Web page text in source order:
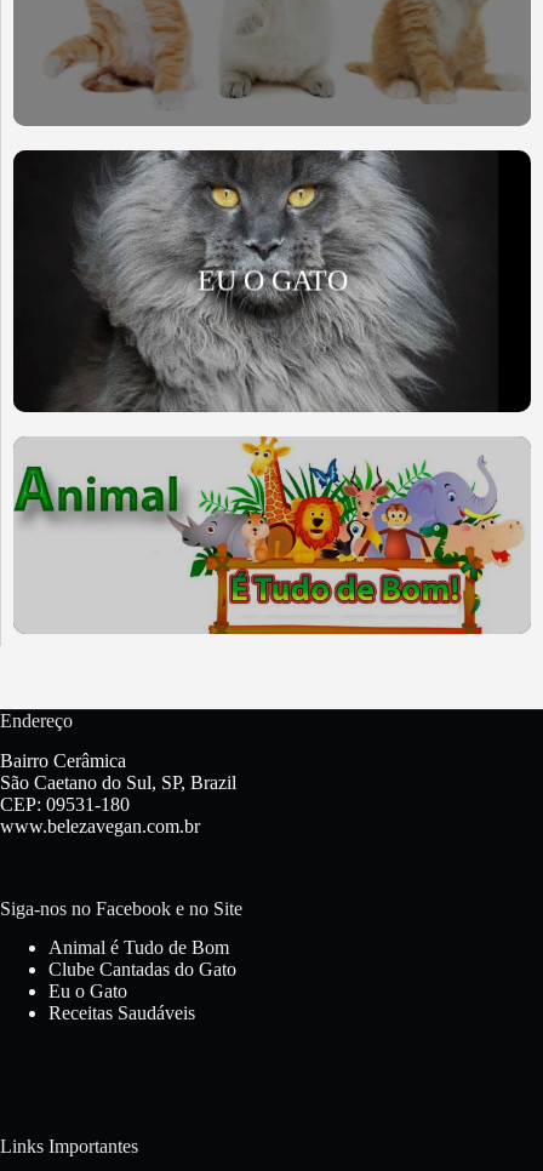
EU O GATO
Endereço
Bairro Cerâmica
São Caetano do Sul, SP, Brazil
CEP: 09531-180
www.belezavegan.com.br
Siga-nos no Facebook e no Site
Animal é Tudo de Bom
Clube Cantadas do Gato
Eu o Gato
Receitas Saudáveis
Links Importantes